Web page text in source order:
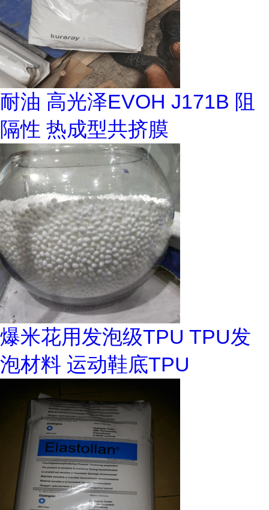
耐油 高光泽EVOH J171B 阻
隔性 热成型共挤膜
爆米花用发泡级TPU TPU发
泡材料 运动鞋底TPU